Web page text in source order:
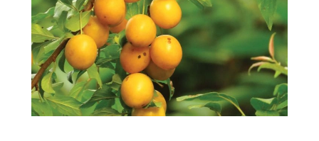
GRZYBY
KRAJOBRAZ
RĘKODZIEŁO